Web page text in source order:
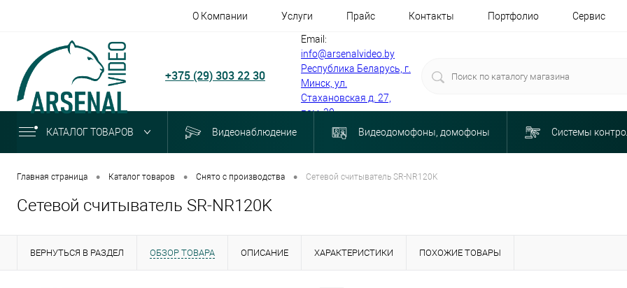
О Компании Услуги Прайс Контакты Портфолио Сервис
+375 (29) 303 22 30
Email:
info@arsenalvideo.by
Республика Беларусь, г.
Минск, ул.
Стахановская д. 27,
пом. 30
КАТАЛОГ ТОВАРОВ Видеонаблюдение Видеодомофоны, домофоны Системы
Главная страница • Каталог товаров • Снято с производства • Сетевой считыватель SR-NR120K
Сетевой считыватель SR-NR120K
ВЕРНУТЬСЯ В РАЗДЕЛ ОБЗОР ТОВАРА ОПИСАНИЕ ХАРАКТЕРИСТИКИ ПОХОЖИЕ ТОВАРЫ